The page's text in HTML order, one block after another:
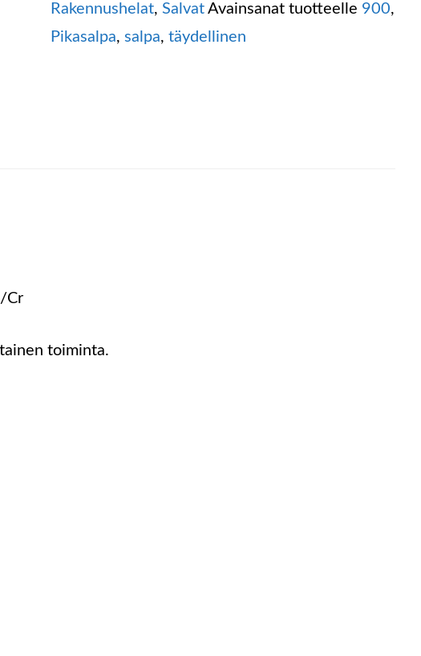
Rakennushelat,Salvat Avainsanat tuotteelle 900,
Pikasalpa,salpa,täydellinen
Cr
toiminta.